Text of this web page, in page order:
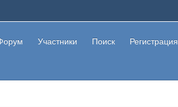
Участники Поиск Регистрация